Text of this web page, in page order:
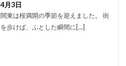
4月3日
関東は桜満開の季節を迎えました。 街
を歩けば、ふとした瞬間に[…]